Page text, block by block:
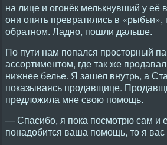
на лице и огонёк мелькнувший у её
они опять превратились в «рыбьи»,
обратном. Ладно, пошли дальше.
По пути нам попался просторный
ассортиментом, где так же
нижнее белье. Я зашел внутрь, а
показываясь продавщице.
предложила мне свою помощь.
— Спасибо, я пока посмотрю сам и
понадобится ваша помощь, то я вас